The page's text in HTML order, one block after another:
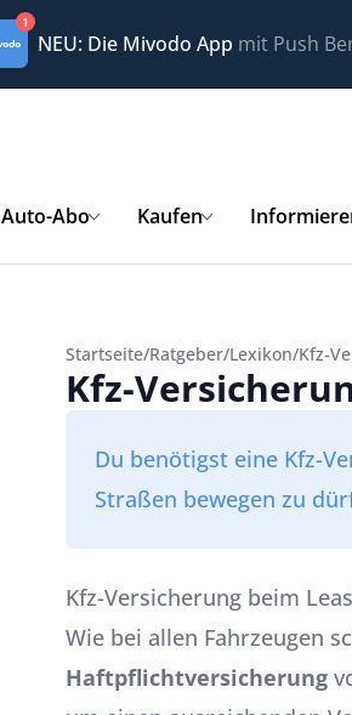
1
NEU: Die Mivodo App mit Push
Auto-Abo Kaufen
Startseite/Ratgeber/Lexikon/Kfz-
Kfz-
Du benötigst eine Kfz-
Straßen bewegen zu
Kfz-Versicherung beim
Wie bei allen Fahrzeugen
Haftpflichtversicherung